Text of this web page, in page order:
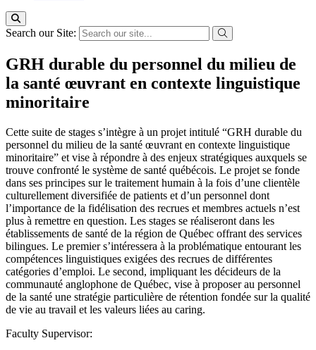
Search our Site:
GRH durable du personnel du milieu de
la santé œuvrant en contexte linguistique
minoritaire
Cette suite de stages s’intègre à un projet intitulé “GRH durable du
personnel du milieu de la santé œuvrant en contexte linguistique
minoritaire” et vise à répondre à des enjeux stratégiques auxquels se
trouve confronté le système de santé québécois. Le projet se fonde
dans ses principes sur le traitement humain à la fois d’une clientèle
culturellement diversifiée de patients et d’un personnel dont
l’importance de la fidélisation des recrues et membres actuels n’est
plus à remettre en question. Les stages se réaliseront dans les
établissements de santé de la région de Québec offrant des services
bilingues. Le premier s’intéressera à la problématique entourant les
compétences linguistiques exigées des recrues de différentes
catégories d’emploi. Le second, impliquant les décideurs de la
communauté anglophone de Québec, vise à proposer au personnel
de la santé une stratégie particulière de rétention fondée sur la qualité
de vie au travail et les valeurs liées au caring.
Faculty Supervisor: